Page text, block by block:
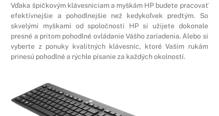
Vďaka špičkovým klávesniciam a myškám HP budete pracovať
efektívnejšie a pohodlnejšie než kedykoľvek predtým. So
skvelými myškami od spoločnosti HP si užijete dokonale
presné a pritom pohodlné ovládanie Vášho zariadenia. Alebo si
vyberte z ponuky kvalitných klávesníc, ktoré Vašim rukám
prinesú pohodlné a rýchle písanie za každých okolností.